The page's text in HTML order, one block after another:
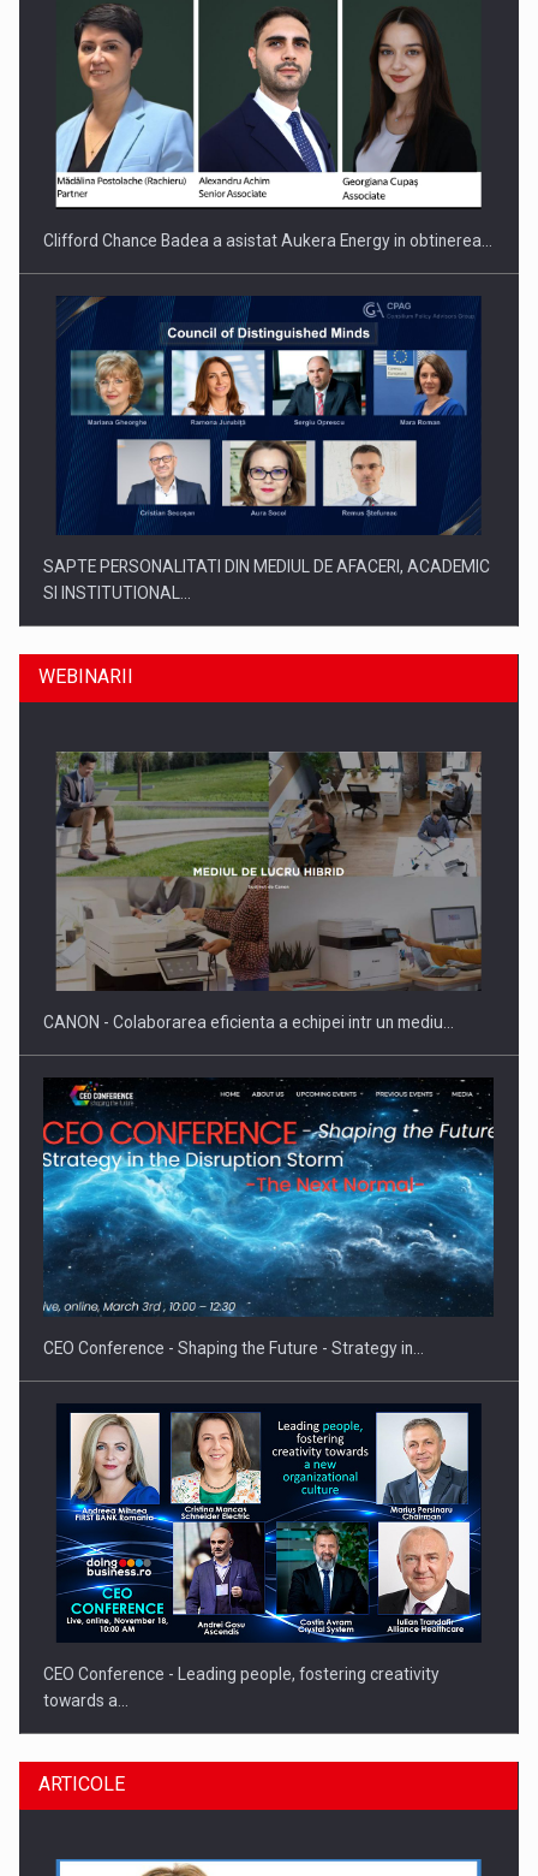
Clifford Chance Badea a asistat Aukera Energy in obtinerea…
SAPTE PERSONALITATI DIN MEDIUL DE AFACERI, ACADEMIC
SI INSTITUTIONAL…
SYCLEF isi consolideaza prezenta in Romania printr-o a
doua…
Fondul de investitii BoldMind si echipa de management a…
WEBINARII
CANON - Colaborarea eficienta a echipei intr un mediu…
CEO Conference - Shaping the Future - Strategy in…
CEO Conference - Leading people, fostering creativity
towards a…
ARTICOLE